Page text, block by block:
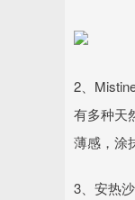
2、
有多种天
薄感，涂
3、安热